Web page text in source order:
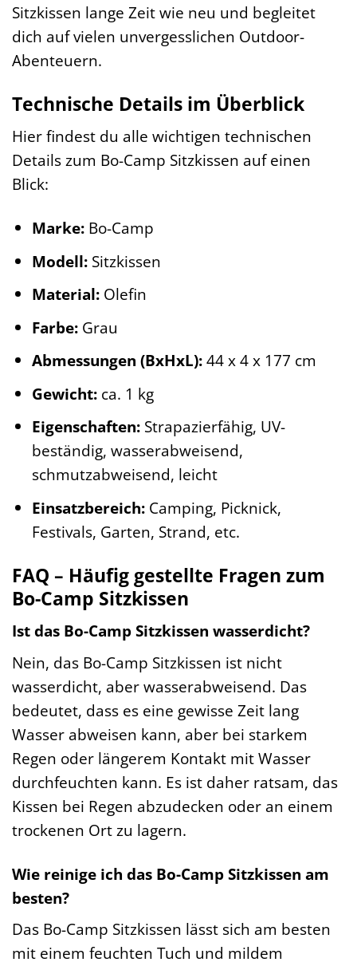
Sitzkissen lange Zeit wie neu und begleitet
dich auf vielen unvergesslichen Outdoor-
Abenteuern.
Technische Details im Überblick
Hier findest du alle wichtigen technischen
Details zum Bo-Camp Sitzkissen auf einen
Blick:
Marke:Bo-Camp
Modell:Sitzkissen
Material:Olefin
Farbe:Grau
Abmessungen (BxHxL):44 x 4 x 177 cm
Gewicht:ca. 1 kg
Eigenschaften:Strapazierfähig, UV-
beständig, wasserabweisend,
schmutzabweisend, leicht
Einsatzbereich:Camping, Picknick,
Festivals, Garten, Strand, etc.
FAQ – Häufig gestellte Fragen zum
Bo-Camp Sitzkissen
Ist das Bo-Camp Sitzkissen wasserdicht?
Nein, das Bo-Camp Sitzkissen ist nicht
wasserdicht, aber wasserabweisend. Das
bedeutet, dass es eine gewisse Zeit lang
Wasser abweisen kann, aber bei starkem
Regen oder längerem Kontakt mit Wasser
durchfeuchten kann. Es ist daher ratsam, das
Kissen bei Regen abzudecken oder an einem
trockenen Ort zu lagern.
Wie reinige ich das Bo-Camp Sitzkissen am
besten?
Das Bo-Camp Sitzkissen lässt sich am besten
mit einem feuchten Tuch und mildem